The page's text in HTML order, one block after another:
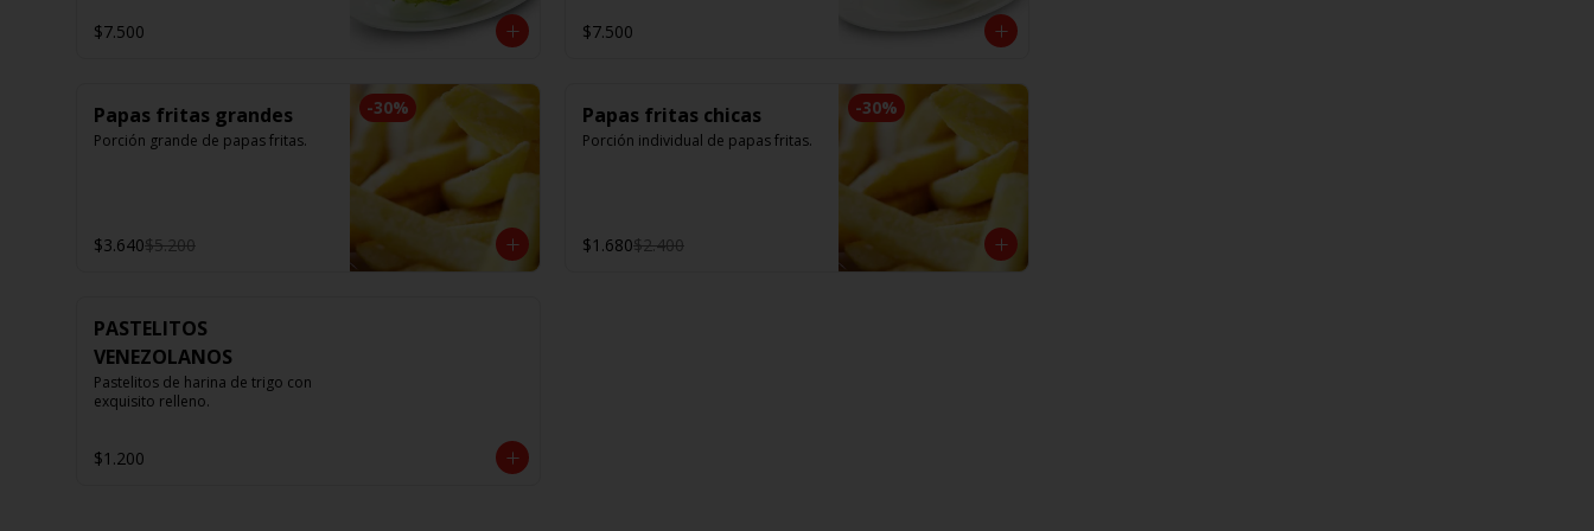
$7.500 $7.500
-30%
Papas fritas grandes
Porción grande de papas fritas.
$3.640$5.200
-30%
Papas fritas chicas
Porción individual de papas fritas.
$1.680$2.400
PASTELITOS
VENEZOLANOS
Pastelitos de harina de trigo con
exquisito relleno.
$1.200